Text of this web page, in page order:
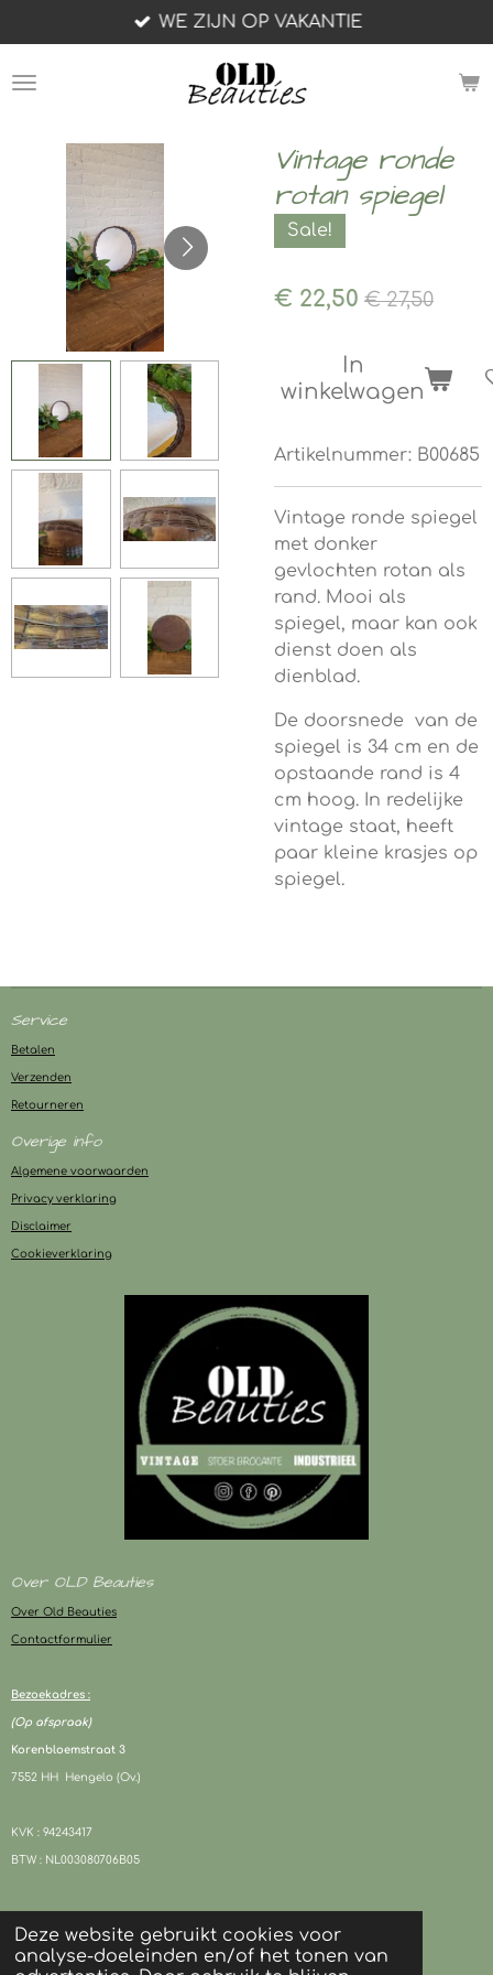
Deze website gebruikt cookies voor
analyse-doeleinden en/of het tonen van
direct
naar
WE ZIJN OP VAKANTIE
Vintage ronde
rotan spiegel
Sale!
€ 22,50 € 27,50
In
winkelwagen
Artikelnummer: B00685
Vintage ronde spiegel
met donker
gevlochten rotan als
rand. Mooi als
spiegel, maar kan ook
dienst doen als
dienblad.
De doorsnede van de
spiegel is 34 cm en de
opstaande rand is 4
cm hoog. In redelijke
vintage staat, heeft
paar kleine krasjes op
spiegel.
Service
Betalen
Verzenden
Retourneren
Overige info
Algemene voorwaarden
Privacy verklaring
Disclaimer
Cookieverklaring
Over OLD Beauties
Over Old Beauties
Contactformulier
Bezoekadres :
(Op afspraak)
Korenbloemstraat 3
7552 HH Hengelo (Ov.)
KVK : 94243417
BTW : NL003080706B05
© 2024 OLD Beauties I Alle rechten voorbehouden
Powered by JouwWeb